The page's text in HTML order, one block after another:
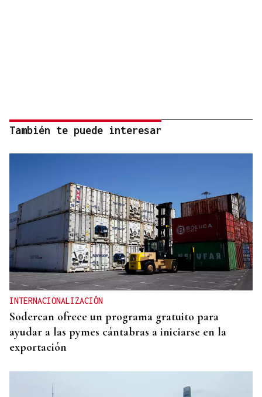
También te puede interesar
INTERNACIONALIZACIÓN
Sodercan ofrece un programa gratuito para
ayudar a las pymes cántabras a iniciarse en la
exportación